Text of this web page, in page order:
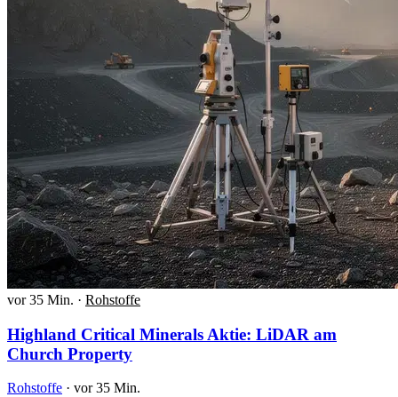
vor 35 Min. · Rohstoffe
Highland Critical Minerals Aktie: LiDAR am
Church Property
Rohstoffe · vor 35 Min.